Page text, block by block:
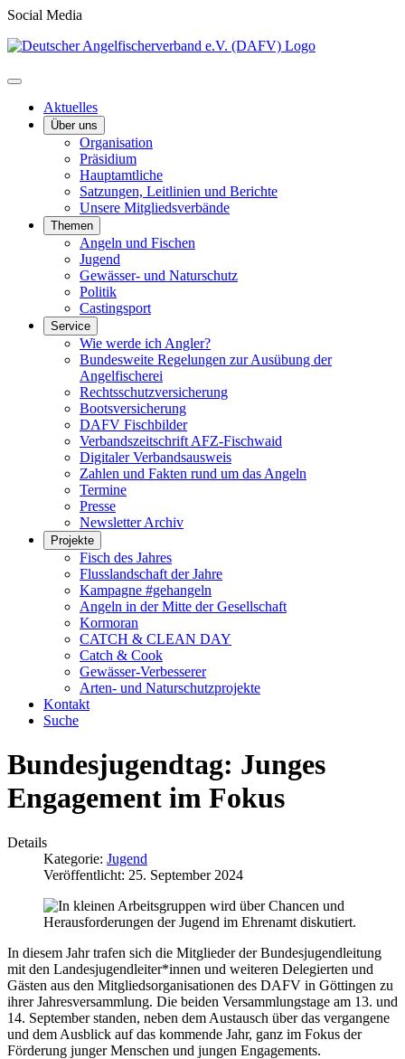
Social Media
Aktuelles
Über uns
Organisation
Präsidium
Hauptamtliche
Satzungen, Leitlinien und Berichte
Unsere Mitgliedsverbände
Themen
Angeln und Fischen
Jugend
Gewässer- und Naturschutz
Politik
Castingsport
Service
Wie werde ich Angler?
Bundesweite Regelungen zur Ausübung der
Angelfischerei
Rechtsschutzversicherung
Bootsversicherung
DAFV Fischbilder
Verbandszeitschrift AFZ-Fischwaid
Digitaler Verbandsausweis
Zahlen und Fakten rund um das Angeln
Termine
Presse
Newsletter Archiv
Projekte
Fisch des Jahres
Flusslandschaft der Jahre
Kampagne #gehangeln
Angeln in der Mitte der Gesellschaft
Kormoran
CATCH & CLEAN DAY
Catch & Cook
Gewässer-Verbesserer
Arten- und Naturschutzprojekte
Kontakt
Suche
Bundesjugendtag: Junges
Engagement im Fokus
Details
Kategorie: Jugend
Veröffentlicht: 25. September 2024
In diesem Jahr trafen sich die Mitglieder der Bundesjugendleitung
mit den Landesjugendleiter*innen und weiteren Delegierten und
Gästen aus den Mitgliedsorganisationen des DAFV in Göttingen zu
ihrer Jahresversammlung. Die beiden Versammlungstage am 13. und
14. September standen, neben dem Austausch über das vergangene
und dem Ausblick auf das kommende Jahr, ganz im Fokus der
Förderung junger Menschen und jungen Engagements.